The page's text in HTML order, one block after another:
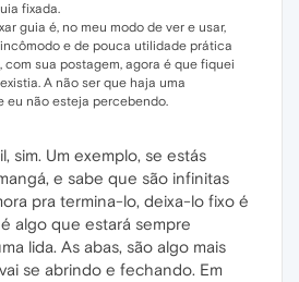
fixada.
guia é, no meu modo de ver e usar,
e de pouca utilidade prática
com sua postagem, agora é que fiquei
A não ser que haja uma
eu não esteja percebendo.
sim. Um exemplo, se estás
e sabe que são infinitas
pra termina-lo, deixa-lo fixo é
algo que estará sempre
lida. As abas, são algo mais
se abrindo e fechando. Em